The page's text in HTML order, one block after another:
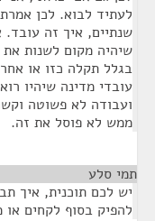
לעתיד לבוא. לכן
שנתיים, איך זה
שיהיה מקום לשנות את
בגלל תקלה כזו או
עובדי מדינה שיהיו
ועבודה לא פשוטה
ממש לא פוסל את זה.
תמי סלע
יש לכם תוכנית, איך
להפיק בסוף לקחים